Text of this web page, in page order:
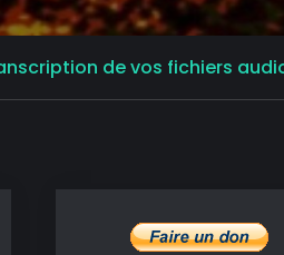
de vos fichiers